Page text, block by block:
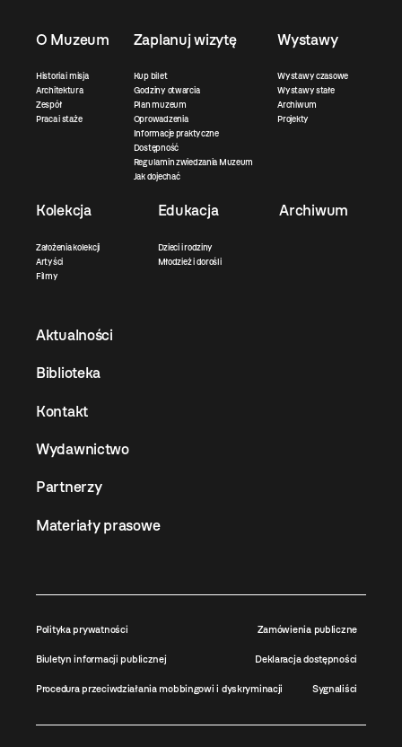
O Muzeum
Historia i misja
Architektura
Zespół
Praca i staże
Zaplanuj wizytę
Kup bilet
Godziny otwarcia
Plan muzeum
Oprowadzenia
Informacje praktyczne
Dostępność
Regulamin zwiedzania Muzeum
Jak dojechać
Wystawy
Wystawy czasowe
Wystawy stałe
Archiwum
Projekty
Kolekcja
Założenia kolekcji
Artyści
Filmy
Edukacja
Dzieci i rodziny
Młodzież i dorośli
Archiwum
Aktualności
Biblioteka
Kontakt
Wydawnictwo
Partnerzy
Materiały prasowe
Polityka prywatności Zamówienia publiczne
Biuletyn informacji publicznej Deklaracja dostępności
Procedura przeciwdziałania mobbingowi i dyskryminacji Sygnaliści